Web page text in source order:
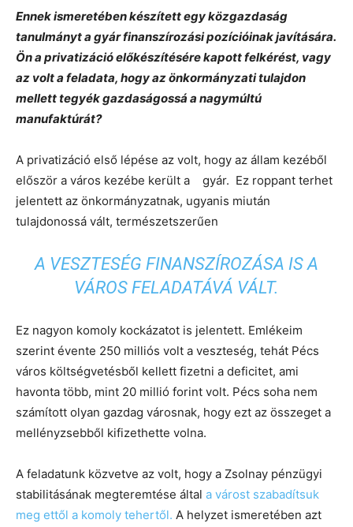
Ennek ismeretében készített egy közgazdaság
tanulmányt a gyár finanszírozási pozícióinak javítására.
Ön a privatizáció előkészítésére kapott felkérést, vagy
az volt a feladata, hogy az önkormányzati tulajdon
mellett tegyék gazdaságossá a nagymúltú
manufaktúrát?
A privatizáció első lépése az volt, hogy az állam kezéből
először a város kezébe került a gyár. Ez roppant terhet
jelentett az önkormányzatnak, ugyanis miután
tulajdonossá vált, természetszerűen
A VESZTESÉG FINANSZÍROZÁSA IS A
VÁROS FELADATÁVÁ VÁLT.
Ez nagyon komoly kockázatot is jelentett. Emlékeim
szerint évente 250 milliós volt a veszteség, tehát Pécs
város költségvetésből kellett fizetni a deficitet, ami
havonta több, mint 20 millió forint volt. Pécs soha nem
számított olyan gazdag városnak, hogy ezt az összeget a
mellényzsebből kifizethette volna.
A feladatunk közvetve az volt, hogy a Zsolnay pénzügyi
stabilitásának megteremtése által a várost szabadítsuk
meg ettől a komoly tehertől. A helyzet ismeretében azt